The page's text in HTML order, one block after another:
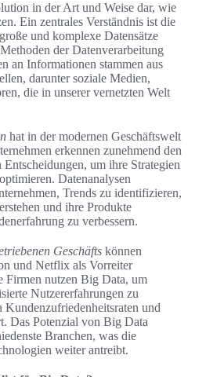
in der Art und Weise dar, wie
Ein zentrales Verständnis ist die
und komplexe Datensätze
der Datenverarbeitung
an Informationen stammen aus
darunter soziale Medien,
die in unserer vernetzten Welt
hat in der modernen Geschäftswelt
erkennen zunehmend den
um ihre Strategien
Datenanalysen
Trends zu identifizieren,
und ihre Produkte
zu verbessern.
Geschäfts können
und Netflix als Vorreiter
Firmen nutzen Big Data, um
Nutzererfahrungen zu
Kundenzufriedenheitsraten und
Das Potenzial von Big Data
Branchen, was die
weiter antreibt.